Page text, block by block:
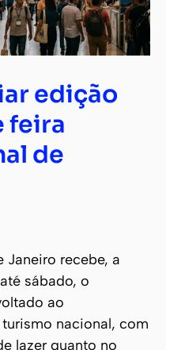
edição
feira
de
Janeiro recebe, a
sábado, o
ao
nacional, com
lazer quanto no